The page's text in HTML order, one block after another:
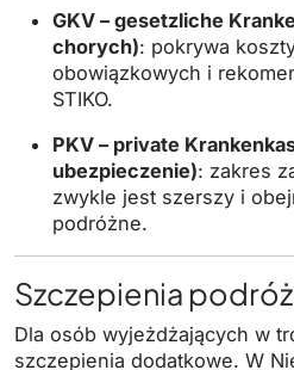
GKV – gesetzliche
chorych): pokrywa
obowiązkowych i
STIKO.
PKV – private
ubezpieczenie): zakres
zwykle jest szerszy i
podróżne.
Szczepienia
Dla osób wyjeżdżających w
szczepienia dodatkowe. W